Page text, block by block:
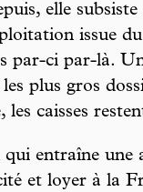
elle subsiste
issue
par-ci par-là.
plus gros
caisses
entraîne une
et loyer à la